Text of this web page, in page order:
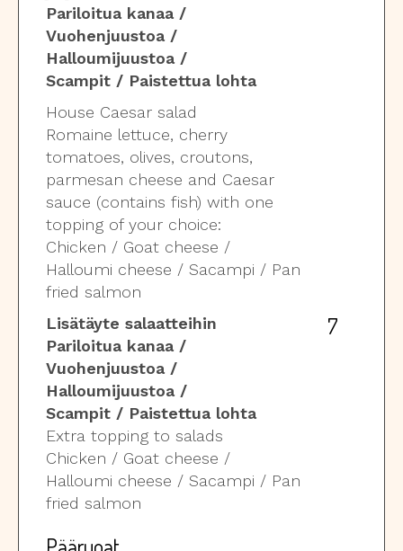
Pariloitua kanaa /
Vuohenjuustoa /
Halloumijuustoa /
Scampit / Paistettua lohta
House Caesar salad
Romaine lettuce, cherry
tomatoes, olives, croutons,
parmesan cheese and Caesar
sauce (contains fish) with one
topping of your choice:
Chicken / Goat cheese /
Halloumi cheese / Sacampi / Pan
fried salmon
Lisätäyte salaatteihin
Pariloitua kanaa /
Vuohenjuustoa /
Halloumijuustoa /
Scampit / Paistettua lohta
Extra topping to salads
Chicken / Goat cheese /
Halloumi cheese / Sacampi / Pan
fried salmon
7